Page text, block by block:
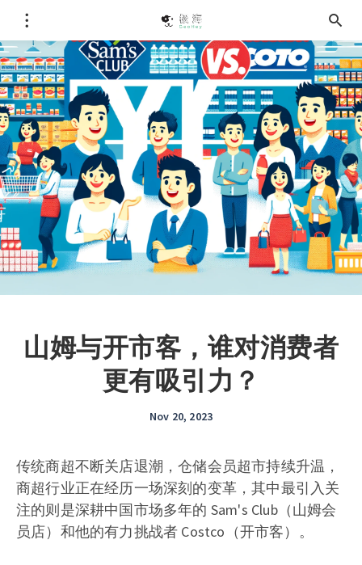
山姆与开市客，谁对消费者
更有吸引力？
Nov 20, 2023
传统商超不断关店退潮，仓储会员超市持续升温，
商超行业正在经历一场深刻的变革，其中最引入关
注的则是深耕中国市场多年的 Sam's Club（山姆会
员店）和他的有力挑战者 Costco（开市客）。